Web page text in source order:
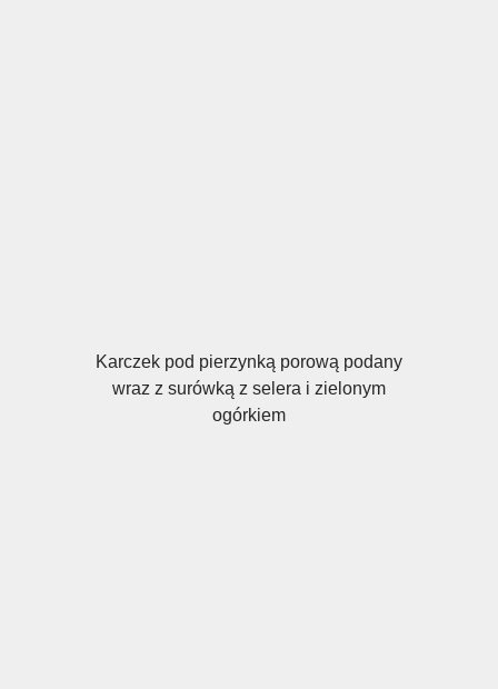
Karczek pod pierzynką porową podany
wraz z surówką z selera i zielonym
ogórkiem